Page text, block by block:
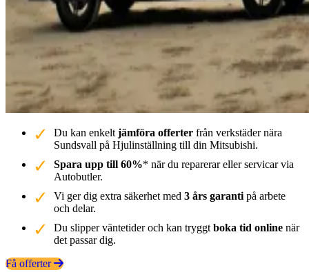
Du kan enkelt jämföra offerter från verkstäder nära
Sundsvall på Hjulinställning till din Mitsubishi.
Spara upp till 60%* när du reparerar eller servicar via
Autobutler.
Vi ger dig extra säkerhet med 3 års garanti på arbete
och delar.
Du slipper väntetider och kan tryggt boka tid online när
det passar dig.
Få offerter